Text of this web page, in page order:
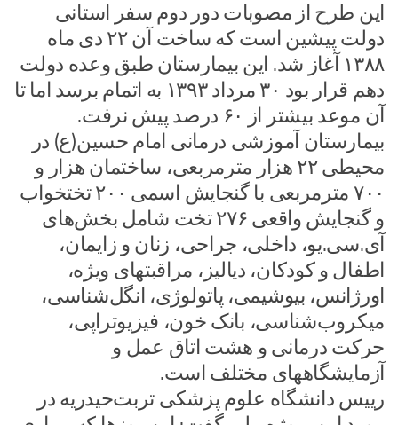
این طرح از مصوبات دور دوم سفر استانی
دولت پیشین است که ساخت آن ۲۲ دی ماه
۱۳۸۸ آغاز شد. این بیمارستان طبق وعده دولت
دهم قرار بود ۳۰ مرداد ۱۳۹۳ به اتمام برسد اما تا
آن موعد بیشتر از ۶۰ درصد پیش نرفت.
بیمارستان آموزشی درمانی امام حسین(ع) در
محیطی ۲۲ هزار مترمربعی، ساختمان هزار و
۷۰۰ مترمربعی با گنجایش اسمی ۲۰۰ تختخواب
و گنجایش واقعی ۲۷۶ تخت شامل بخش‌های
آی.‌سی.‌یو، داخلی، جراحی، زنان و زایمان،
اطفال و کودکان، دیالیز، مراقبتهای ویژه،
اورژانس، بیوشیمی، پاتولوژی، انگل‌شناسی،
میکروب‌شناسی، بانک خون، فیزیوتراپی،
حرکت درمانی و هشت اتاق عمل و
آزمایشگاههای مختلف است.
رییس دانشگاه علوم پزشکی تربت‌حیدریه در